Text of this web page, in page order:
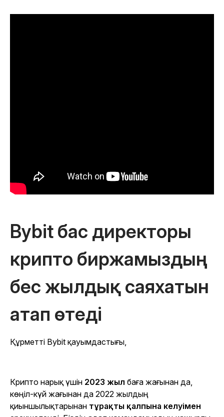
Bybit бас директоры
крипто биржамыздың
бес жылдық саяхатын
атап өтеді
Құрметті Bybit қауымдастығы,
Крипто нарық үшін 2023 жыл баға жағынан да,
көңіл-күй жағынан да 2022 жылдың
қиыншылықтарынан тұрақты қалпына келуімен